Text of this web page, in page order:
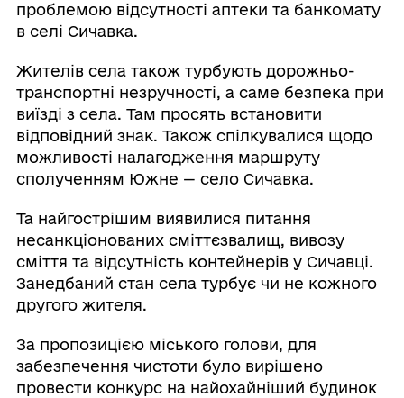
проблемою відсутності аптеки та банкомату
в селі Сичавка.
Жителів села також турбують дорожньо-
транспортні незручності, а саме безпека при
виїзді з села. Там просять встановити
відповідний знак. Також спілкувалися щодо
можливості налагодження маршруту
сполученням Южне — село Сичавка.
Та найгострішим виявилися питання
несанкціонованих сміттєзвалищ, вивозу
сміття та відсутність контейнерів у Сичавці.
Занедбаний стан села турбує чи не кожного
другого жителя.
За пропозицією міського голови, для
забезпечення чистоти було вирішено
провести конкурс на найохайніший будинок